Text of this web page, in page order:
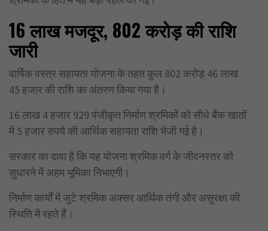
16 लाख मजदूर, 802 करोड़ की राशि
जारी
वार्षिक वस्त्र सहायता योजना के तहत कुल 802 करोड़ 46 लाख
45 हजार की राशि का अंतरण किया गया है।
16 लाख 4 हजार 929 पंजीकृत निर्माण श्रमिकों को सीधे बैंक खातों
में 5 हजार रुपये की आर्थिक सहायता राशि भेजी गई है।
सरकार का दावा है कि यह योजना श्रमिक वर्ग के जीवनस्तर को
सुधारने में अहम भूमिका निभाएगी।
निर्माण कार्यों में जुटे श्रमिक अक्सर आर्थिक तंगी और असुरक्षा की
स्थिति में रहते हैं।